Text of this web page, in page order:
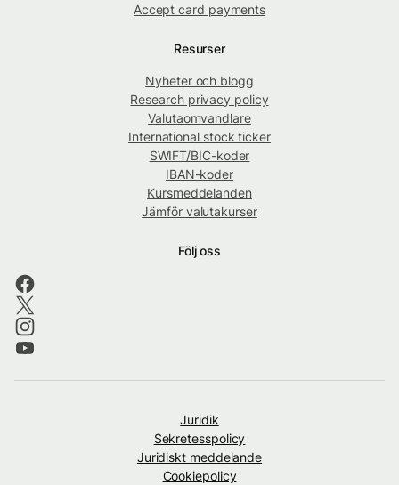
Accept card payments
Resurser
Nyheter och blogg
Research privacy policy
Valutaomvandlare
International stock ticker
SWIFT/BIC-koder
IBAN-koder
Kursmeddelanden
Jämför valutakurser
Följ oss
Juridik
Sekretesspolicy
Juridiskt meddelande
Cookiepolicy